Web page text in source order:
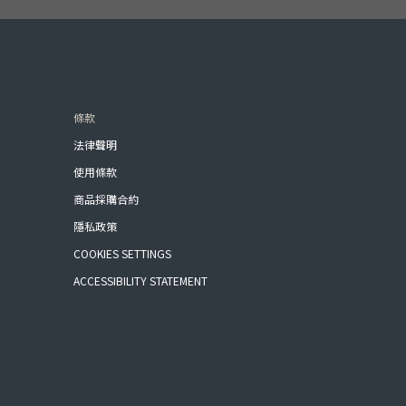
條款
法律聲明
使用條款
商品採購合約
隱私政策
COOKIES SETTINGS
ACCESSIBILITY STATEMENT